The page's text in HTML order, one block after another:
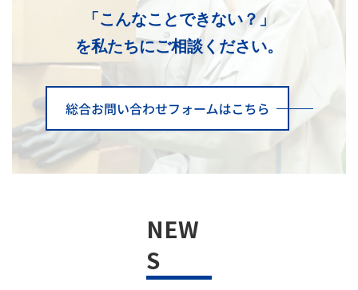
「こんなことできない？」
を私たちにご相談ください。
NEW
S